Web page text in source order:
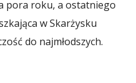
pora roku, a ostatniego
w Skarżysku
do najmłodszych.